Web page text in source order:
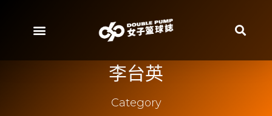
李台英
Category